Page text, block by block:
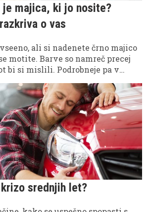
je majica, ki jo nosite?
o vas
ali si nadenete črno majico
motite. Barve so namreč precej
bi si mislili. Podrobneje pa v
srednjih let?